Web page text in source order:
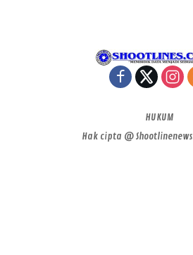
HUKUM
Hak cipta @